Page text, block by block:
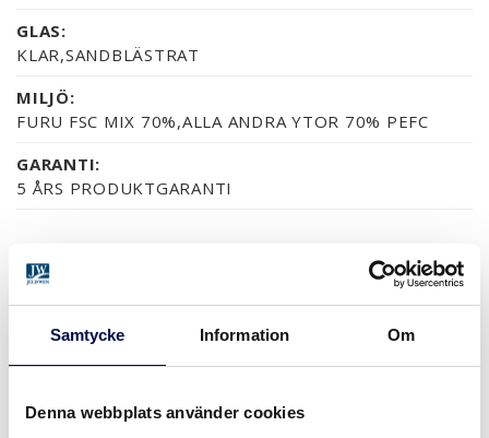
Samtycke Information Om
Denna webbplats använder cookies
GLAS:
KLAR,SANDBLÄSTRAT
MILJÖ:
FURU FSC MIX 70%,ALLA ANDRA YTOR 70% PEFC
GARANTI:
5 ÅRS PRODUKTGARANTI
YTOR (12)